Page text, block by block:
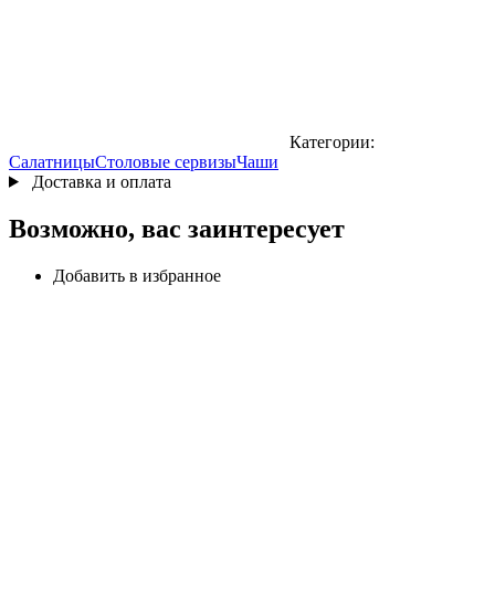
Категории:
СалатницыСтоловые сервизыЧаши
Доставка и оплата
Возможно, вас заинтересует
Добавить в избранное